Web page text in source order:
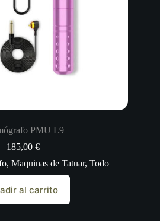
PMU L9
185,00€
,Maquinas de Tatuar,Todo
al carrito